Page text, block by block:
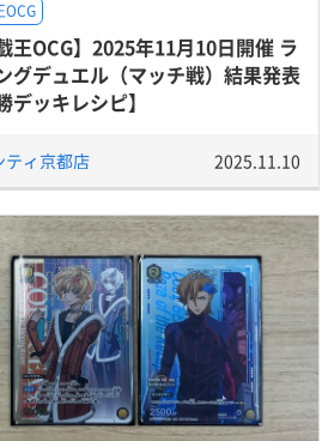
OCG
王OCG】2025年11月10日開催 ラ
グデュエル（マッチ戦）結果発表
デッキレシピ】
ティ京都店 2025.11.10